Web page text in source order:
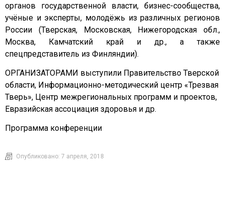
органов государственной власти, бизнес-сообщества,
учёные и эксперты, молодёжь из различных регионов
России (Тверская, Московская, Нижегородская обл.,
Москва, Камчатский край и др., а также
спецпредставитель из Финляндии).
ОРГАНИЗАТОРАМИ выступили Правительство Тверской
области, Информационно-методический центр «Трезвая
Тверь», Центр межрегиональных программ и проектов,
Евразийская ассоциация здоровья и др.
Программа конференции
Опубликовано: 7 апреля, 2018